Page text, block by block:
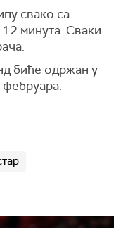
свако са
12 минута. Сваки
биће одржан у